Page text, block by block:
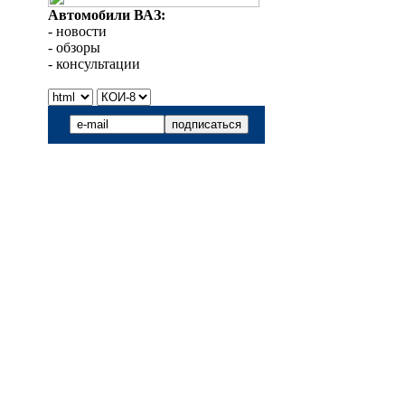
Автомобили ВАЗ:
- новости
- обзоры
- консультации